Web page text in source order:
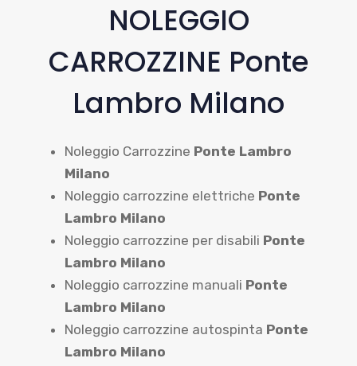
NOLEGGIO
CARROZZINE Ponte
Lambro Milano
Noleggio Carrozzine Ponte Lambro
Milano
Noleggio carrozzine elettriche Ponte
Lambro Milano
Noleggio carrozzine per disabili Ponte
Lambro Milano
Noleggio carrozzine manuali Ponte
Lambro Milano
Noleggio carrozzine autospinta Ponte
Lambro Milano